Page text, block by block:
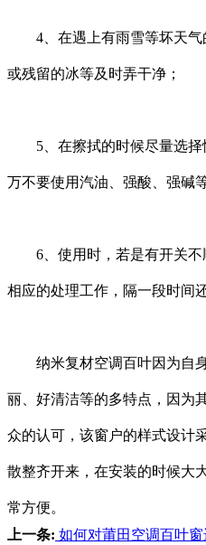
4、在遇上有雨雪等坏天气
或残留的冰等及时弄干净；
5、在擦拭的时候尽量选择
万不要使用汽油、强酸、强碱
6、使用时，若是有开关不
相应的处理工作，隔一段时间
纳米复材空调百叶因为自身
丽、好清洁等的多特点，因为
众的认可，该窗户的样式设计
散整齐开来，在安装的时候大
常方便。
上一条: 如何对莆田空调百叶